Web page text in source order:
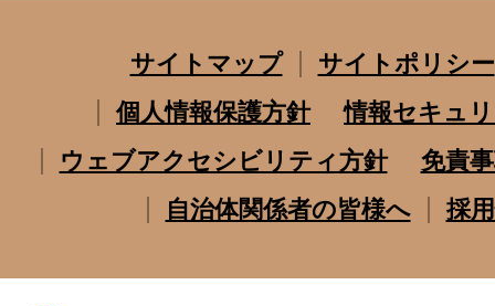
サイトマップ
サイトポリシー
個人情報保護方針
情報セキュ
ウェブアクセシビリティ方針
免責
自治体関係者の皆様へ
採